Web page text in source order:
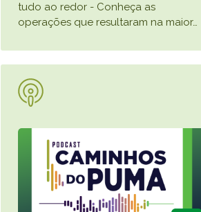
tudo ao redor - Conheça as
operações que resultaram na maior…